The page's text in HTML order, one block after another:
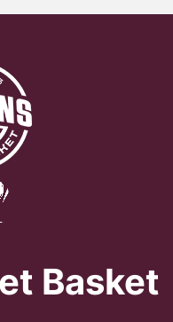
Basket